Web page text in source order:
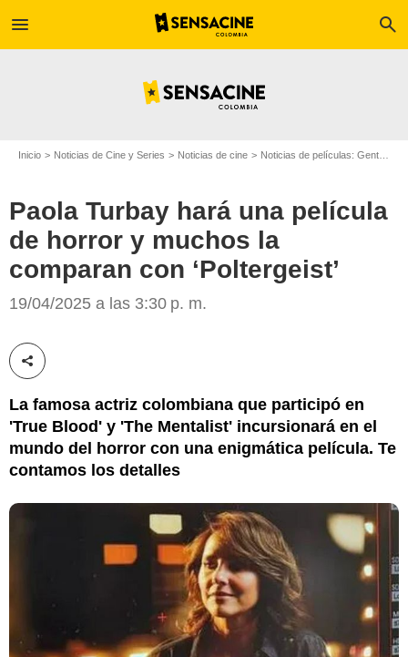
menu search
Inicio Noticias de Cine y Series Noticias de cine Noticias de películas: Gente
Paola Turbay hará una película
de horror y muchos la
comparan con ‘Poltergeist’
19/04/2025 a las 3:30 p. m.
Compartir esta noticia
La famosa actriz colombiana que participó en
'True Blood' y 'The Mentalist' incursionará en el
mundo del horror con una enigmática película. Te
contamos los detalles